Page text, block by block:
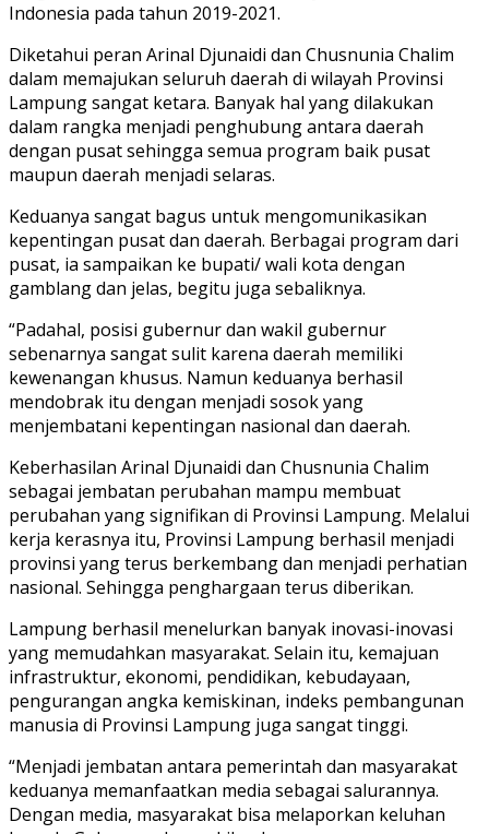
Indonesia pada tahun 2019-2021.
Diketahui peran Arinal Djunaidi dan Chusnunia Chalim
dalam memajukan seluruh daerah di wilayah Provinsi
Lampung sangat ketara. Banyak hal yang dilakukan
dalam rangka menjadi penghubung antara daerah
dengan pusat sehingga semua program baik pusat
maupun daerah menjadi selaras.
Keduanya sangat bagus untuk mengomunikasikan
kepentingan pusat dan daerah. Berbagai program dari
pusat, ia sampaikan ke bupati/ wali kota dengan
gamblang dan jelas, begitu juga sebaliknya.
“Padahal, posisi gubernur dan wakil gubernur
sebenarnya sangat sulit karena daerah memiliki
kewenangan khusus. Namun keduanya berhasil
mendobrak itu dengan menjadi sosok yang
menjembatani kepentingan nasional dan daerah.
Keberhasilan Arinal Djunaidi dan Chusnunia Chalim
sebagai jembatan perubahan mampu membuat
perubahan yang signifikan di Provinsi Lampung. Melalui
kerja kerasnya itu, Provinsi Lampung berhasil menjadi
provinsi yang terus berkembang dan menjadi perhatian
nasional. Sehingga penghargaan terus diberikan.
Lampung berhasil menelurkan banyak inovasi-inovasi
yang memudahkan masyarakat. Selain itu, kemajuan
infrastruktur, ekonomi, pendidikan, kebudayaan,
pengurangan angka kemiskinan, indeks pembangunan
manusia di Provinsi Lampung juga sangat tinggi.
“Menjadi jembatan antara pemerintah dan masyarakat
keduanya memanfaatkan media sebagai salurannya.
Dengan media, masyarakat bisa melaporkan keluhan